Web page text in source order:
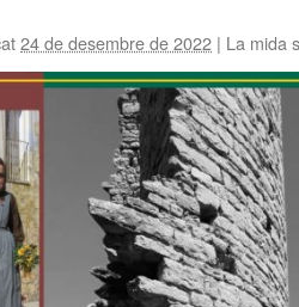
24 de desembre de 2022 | La mida